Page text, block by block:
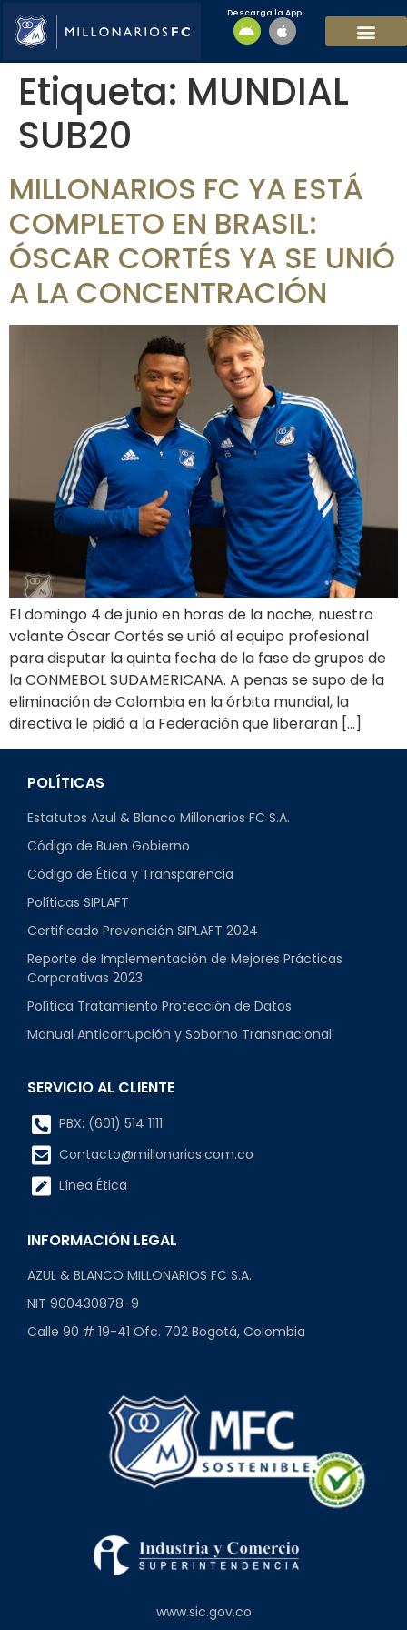
Descarga la App
Etiqueta: MUNDIAL
SUB20
MILLONARIOS FC YA ESTÁ
COMPLETO EN BRASIL:
ÓSCAR CORTÉS YA SE UNIÓ
A LA CONCENTRACIÓN
El domingo 4 de junio en horas de la noche, nuestro
volante Óscar Cortés se unió al equipo profesional
para disputar la quinta fecha de la fase de grupos de
la CONMEBOL SUDAMERICANA. A penas se supo de la
eliminación de Colombia en la órbita mundial, la
directiva le pidió a la Federación que liberaran […]
POLÍTICAS
Estatutos Azul & Blanco Millonarios FC S.A.
Código de Buen Gobierno
Código de Ética y Transparencia
Políticas SIPLAFT
Certificado Prevención SIPLAFT 2024
Reporte de Implementación de Mejores Prácticas
Corporativas 2023
Política Tratamiento Protección de Datos
Manual Anticorrupción y Soborno Transnacional
SERVICIO AL CLIENTE
PBX: (601) 514 1111
Contacto@millonarios.com.co
Línea Ética
INFORMACIÓN LEGAL
AZUL & BLANCO MILLONARIOS FC S.A.
NIT 900430878-9
Calle 90 # 19-41 Ofc. 702 Bogotá, Colombia
www.sic.gov.co